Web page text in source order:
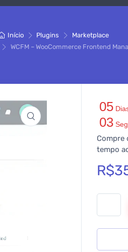
Início Plugins
Marketplace
WCFM – WooCommerce Frontend
05
03
Compre
tempo
R$
WCFM